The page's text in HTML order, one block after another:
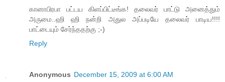
கானாபிரபா பட்டய கிளப்பிட்டீங்க! தலைவர் பாட்டு அனைத்தும்
அருமை..ஹி ஹி நன்றி அதுல அப்படியே தலைவர் பாடிய!!!!
பாட்டையும் சேர்ந்ததற்கு ;-)
Reply
Anonymous December 15, 2009 at 6:00 AM